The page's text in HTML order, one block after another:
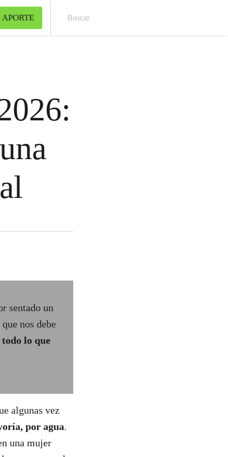
sentado un
nos debe
lo que
algunas vez
por agua.
una mujer